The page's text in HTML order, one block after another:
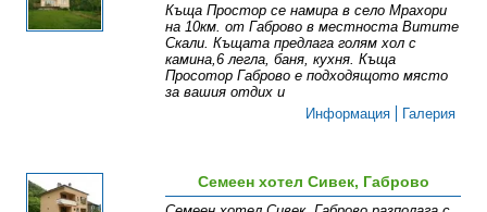
Къща Простор се намира в село Мрахори
на 10км. от Габрово в местноста Витите
Скали. Къщата предлага голям хол с
камина,6 легла, баня, кухня. Къща
Просотор Габрово е подходящото място
за вашия отдих и
Информация
Галерия
Семеен хотел Сивек, Габрово